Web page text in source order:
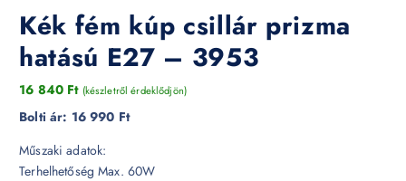
Kék fém kúp csillár prizma
hatású E27 – 3953
16 840 Ft (készletről érdeklődjön)
Bolti ár: 16 990 Ft
Műszaki adatok:
Terhelhetőség Max. 60W